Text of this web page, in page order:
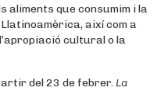
aliments que consumim i la
així com a
cultural o la
del 23 de febrer.La